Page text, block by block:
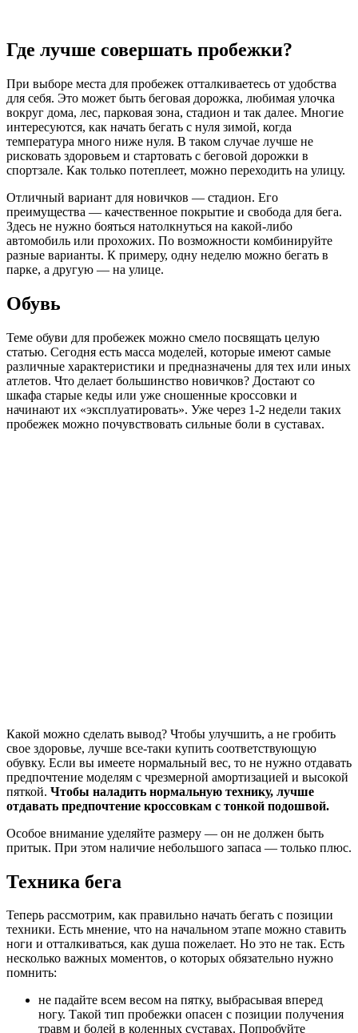
Где лучше совершать пробежки?
При выборе места для пробежек отталкиваетесь от удобства
для себя. Это может быть беговая дорожка, любимая улочка
вокруг дома, лес, парковая зона, стадион и так далее. Многие
интересуются, как начать бегать с нуля зимой, когда
температура много ниже нуля. В таком случае лучше не
рисковать здоровьем и стартовать с беговой дорожки в
спортзале. Как только потеплеет, можно переходить на улицу.
Отличный вариант для новичков — стадион. Его
преимущества — качественное покрытие и свобода для бега.
Здесь не нужно бояться натолкнуться на какой-либо
автомобиль или прохожих. По возможности комбинируйте
разные варианты. К примеру, одну неделю можно бегать в
парке, а другую — на улице.
Обувь
Теме обуви для пробежек можно смело посвящать целую
статью. Сегодня есть масса моделей, которые имеют самые
различные характеристики и предназначены для тех или иных
атлетов. Что делает большинство новичков? Достают со
шкафа старые кеды или уже сношенные кроссовки и
начинают их «эксплуатировать». Уже через 1-2 недели таких
пробежек можно почувствовать сильные боли в суставах.
Какой можно сделать вывод? Чтобы улучшить, а не гробить
свое здоровье, лучше все-таки купить соответствующую
обувку. Если вы имеете нормальный вес, то не нужно отдавать
предпочтение моделям с чрезмерной амортизацией и высокой
пяткой. Чтобы наладить нормальную технику, лучше
отдавать предпочтение кроссовкам с тонкой подошвой.
Особое внимание уделяйте размеру — он не должен быть
притык. При этом наличие небольшого запаса — только плюс.
Техника бега
Теперь рассмотрим, как правильно начать бегать с позиции
техники. Есть мнение, что на начальном этапе можно ставить
ноги и отталкиваться, как душа пожелает. Но это не так. Есть
несколько важных моментов, о которых обязательно нужно
помнить:
не падайте всем весом на пятку, выбрасывая вперед
ногу. Такой тип пробежки опасен с позиции получения
травм и болей в коленных суставах. Попробуйте